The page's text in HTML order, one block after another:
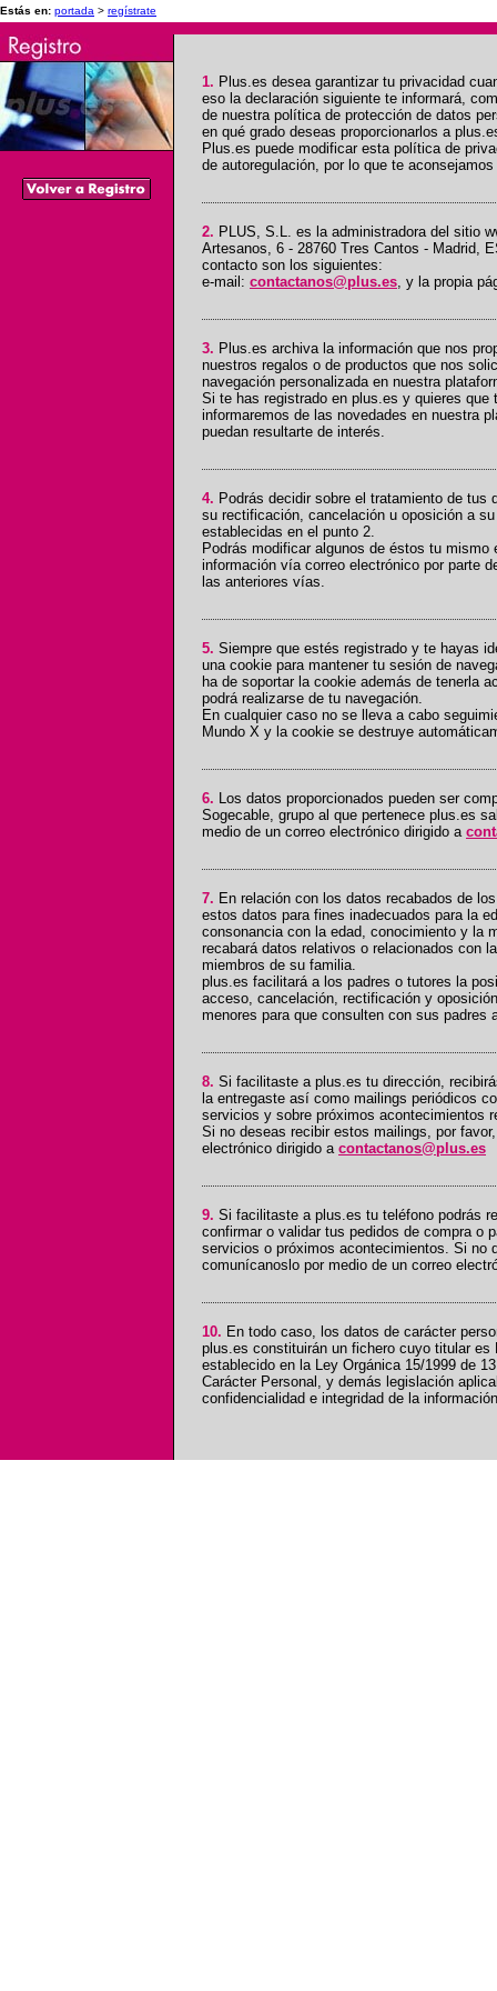
Estás en: portada > regístrate
1. Plus.es desea garantizar tu privacidad
eso la declaración siguiente te informará,
de nuestra política de protección de datos
en qué grado deseas proporcionarlos a
Plus.es puede modificar esta política de
de autoregulación, por lo que te
2. PLUS, S.L. es la administradora del sitio
Artesanos, 6 - 28760 Tres Cantos - Madrid,
contacto son los siguientes:
e-mail: contactanos@plus.es, y la propia
3. Plus.es archiva la información que nos
nuestros regalos o de productos que nos
navegación personalizada en nuestra
Si te has registrado en plus.es y quieres
informaremos de las novedades en nuestra
puedan resultarte de interés.
4. Podrás decidir sobre el tratamiento de
su rectificación, cancelación u oposición a
establecidas en el punto 2.
Podrás modificar algunos de éstos tu
información vía correo electrónico por parte
las anteriores vías.
5. Siempre que estés registrado y te hayas
una cookie para mantener tu sesión de
ha de soportar la cookie además de tenerla
podrá realizarse de tu navegación.
En cualquier caso no se lleva a cabo
Mundo X y la cookie se destruye
6. Los datos proporcionados pueden ser
Sogecable, grupo al que pertenece plus.es
medio de un correo electrónico dirigido a
7. En relación con los datos recabados de
estos datos para fines inadecuados para la
consonancia con la edad, conocimiento y la
recabará datos relativos o relacionados con
miembros de su familia.
plus.es facilitará a los padres o tutores la
acceso, cancelación, rectificación y
menores para que consulten con sus padres
8. Si facilitaste a plus.es tu dirección,
la entregaste así como mailings periódicos
servicios y sobre próximos acontecimientos
Si no deseas recibir estos mailings, por
electrónico dirigido a contactanos@plus.es
9. Si facilitaste a plus.es tu teléfono podrás
confirmar o validar tus pedidos de compra o
servicios o próximos acontecimientos. Si no
comunícanoslo por medio de un correo
10. En todo caso, los datos de carácter
plus.es constituirán un fichero cuyo titular
establecido en la Ley Orgánica 15/1999 de
Carácter Personal, y demás legislación
confidencialidad e integridad de la